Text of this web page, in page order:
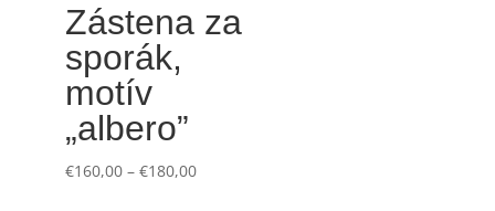
Zástena za
sporák,
motív
„albero”
€160,00– €180,00